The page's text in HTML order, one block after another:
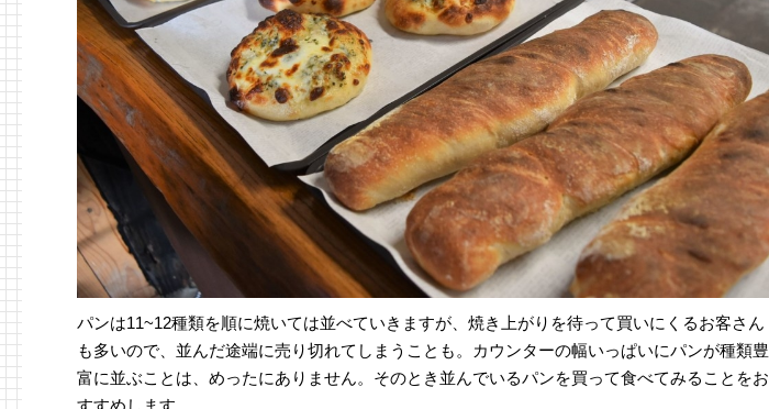
パンは11~12種類を順に焼いては並べていきますが、焼き上がりを待って買いにくるお客さん
も多いので、並んだ途端に売り切れてしまうことも。カウンターの幅いっぱいにパンが種類豊
富に並ぶことは、めったにありません。そのとき並んでいるパンを買って食べてみることをお
すすめします。